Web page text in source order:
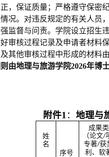
，保证质量；严格遵守保密
况。对违反规定的有关人员
强监督与问责。学院设立招生
好审核过程记录及申请者材
其他审核过程中形成的材料
由地理与旅游学院2026年博
附件1 ： 地理与
姓
名
序号
成果类
（论文/
专著/获
利、软